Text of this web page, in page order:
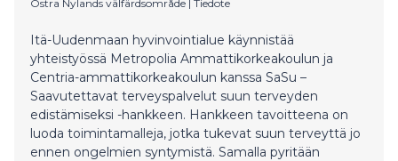
Östra Nylands välfärdsområde | Tiedote
Itä-Uudenmaan hyvinvointialue käynnistää
yhteistyössä Metropolia Ammattikorkeakoulun ja
Centria-ammattikorkeakoulun kanssa SaSu –
Saavutettavat terveyspalvelut suun terveyden
edistämiseksi -hankkeen. Hankkeen tavoitteena on
luoda toimintamalleja, jotka tukevat suun terveyttä jo
ennen ongelmien syntymistä. Samalla pyritään